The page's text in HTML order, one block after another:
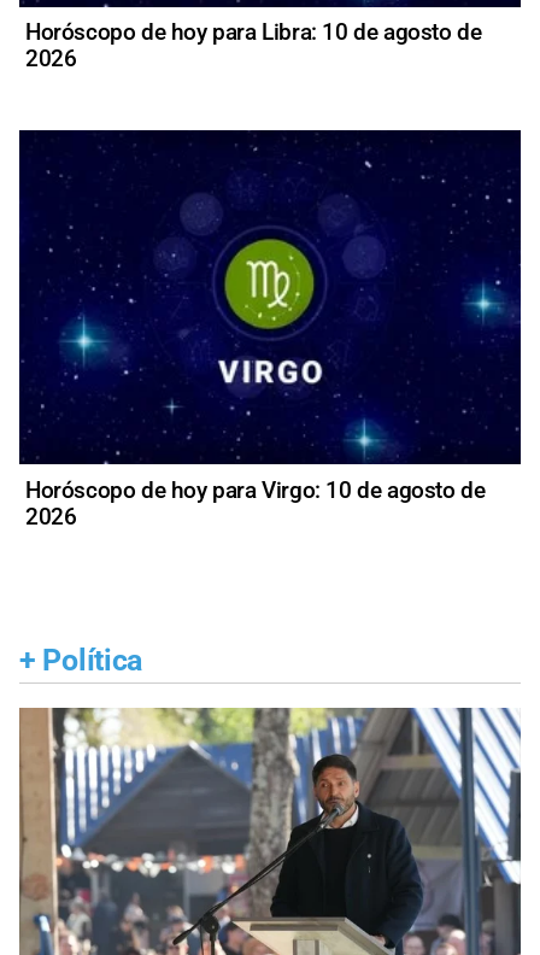
Horóscopo de hoy para Libra: 10 de agosto de
2026
Horóscopo de hoy para Virgo: 10 de agosto de
2026
+ Política